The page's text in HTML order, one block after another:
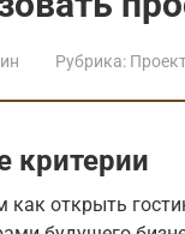
Рубрика:
критерии
как открыть